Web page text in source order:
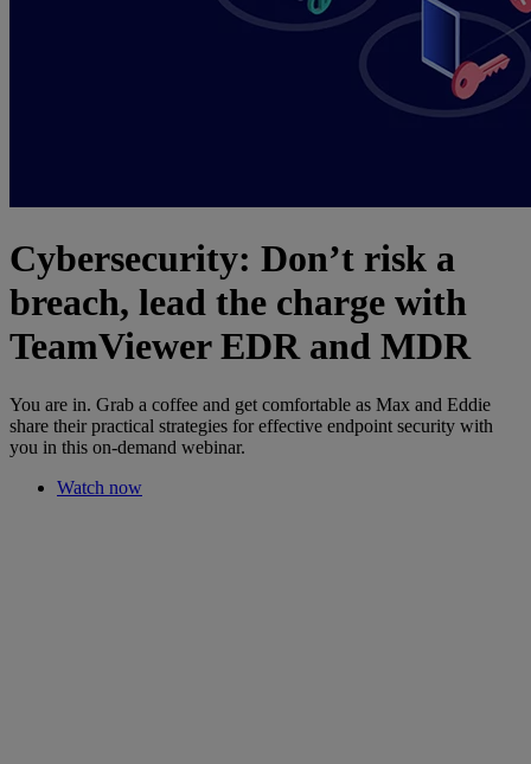
Cybersecurity: Don’t risk a
breach, lead the charge with
TeamViewer EDR and MDR
You are in. Grab a coffee and get comfortable as Max and Eddie
share their practical strategies for effective endpoint security with
you in this on-demand webinar.
Watch now